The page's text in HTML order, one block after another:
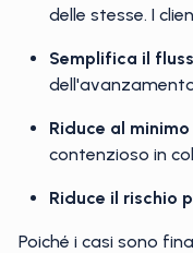
delle stesse. I
Semplifica il
Riduce al
contenzioso in
Riduce il rischio
Poiché i casi sono